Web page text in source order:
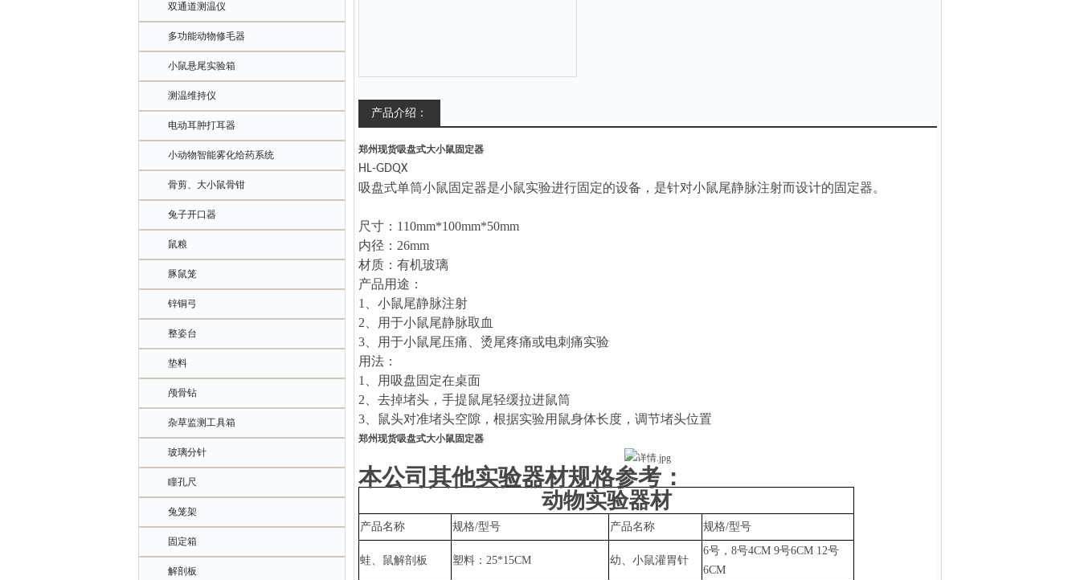
双通道测温仪
多功能动物修毛器
小鼠悬尾实验箱
测温维持仪
电动耳肿打耳器
小动物智能雾化给药系统
骨剪、大小鼠骨钳
兔子开口器
鼠粮
豚鼠笼
锌铜弓
整姿台
垫料
颅骨钻
杂草监测工具箱
玻璃分针
瞳孔尺
兔笼架
固定箱
解剖板
产品介绍：
郑州现货吸盘式大小鼠固定器
HL-GDQX
吸盘式单筒小鼠固定器是小鼠实验进行固定的设备，是针对小鼠尾静脉注射而设计的固定器。
尺寸： 110mm*100mm*50mm
内径： 26mm
材质：有机玻璃
产品用途：
1、 小鼠尾静脉注射
2、
用于小鼠尾静脉取血
3、
用于小鼠尾压痛、烫尾疼痛或电刺痛实验
用法：
1、
用吸盘固定在桌面
2、 去掉堵头，手提鼠尾轻缓拉进鼠筒
3、 鼠头对准堵头空隙，根据实验用鼠身体长度，调节堵头位置
郑州现货吸盘式大小鼠固定器
本公司其他实验器材规格参考：
动物实验器材
产品名称 规格/型号 产品名称 规格/型号
蛙、鼠解剖板 塑料： 25*15CM 幼、小鼠灌胃针
6号，8号4CM 9号6CM 12号
6CM